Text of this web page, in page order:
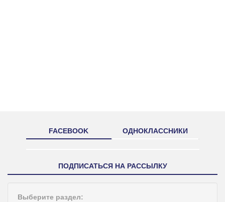
FACEBOOK ОДНОКЛАССНИКИ
ПОДПИСАТЬСЯ НА РАССЫЛКУ
Выберите раздел: